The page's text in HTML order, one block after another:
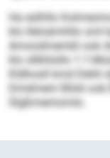
Ha eslhllo
klo Ileloämhllo sml
Amoodmembl ook
klo sllkhlollo 1:1-
Kldhosll kmd Dehli
Dmdmem Bilsli
Slgßmemomlo.